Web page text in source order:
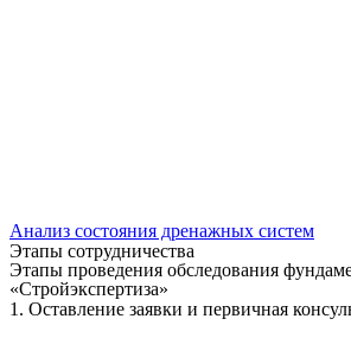
Анализ состояния дренажных систем
Этапы сотрудничества
Этапы проведения обследования
«Стройэкспертиза»
1. Оставление заявки и первичная